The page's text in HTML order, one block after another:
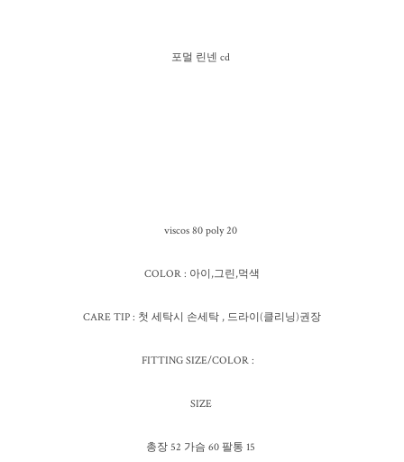
포멀 린넨 cd
viscos 80 poly 20
COLOR : 아이,그린,먹색
CARE TIP : 첫 세탁시 손세탁 , 드라이(클리닝)권장
FITTING SIZE/COLOR :
SIZE
총장 52 가슴 60 팔통 15